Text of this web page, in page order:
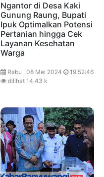
Ngantor di Desa Kaki
Gunung Raung, Bupati
Ipuk Optimalkan Potensi
Pertanian hingga Cek
Layanan Kesehatan
Warga
Rabu , 08 Mei 2024
19:52:46
dilihat 14,43 k